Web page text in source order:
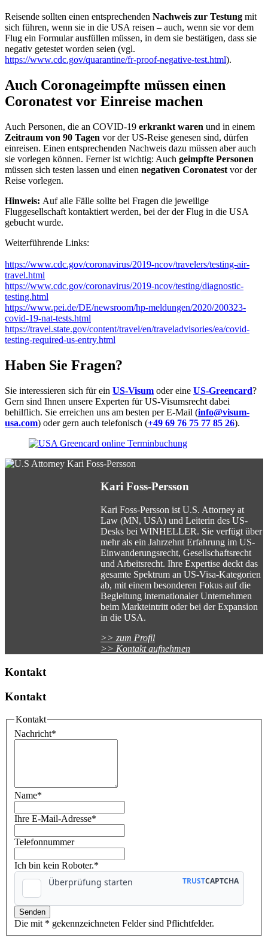
Reisende sollten einen entsprechenden Nachweis zur Testung mit
sich führen, wenn sie in die USA reisen – auch, wenn sie vor dem
Flug ein Formular ausfüllen müssen, in dem sie bestätigen, dass sie
negativ getestet worden seien (vgl.
https://www.cdc.gov/quarantine/fr-proof-negative-test.html).
Auch Coronageimpfte müssen einen
Coronatest vor Einreise machen
Auch Personen, die an COVID-19 erkrankt waren und in einem
Zeitraum von 90 Tagen vor der US-Reise genesen sind, dürfen
einreisen. Einen entsprechenden Nachweis dazu müssen aber auch
sie vorlegen können. Ferner ist wichtig: Auch geimpfte Personen
müssen sich testen lassen und einen negativen Coronatest vor der
Reise vorlegen.
Hinweis: Auf alle Fälle sollte bei Fragen die jeweilige
Fluggesellschaft kontaktiert werden, bei der der Flug in die USA
gebucht wurde.
Weiterführende Links:
https://www.cdc.gov/coronavirus/2019-ncov/travelers/testing-air-
travel.html
https://www.cdc.gov/coronavirus/2019-ncov/testing/diagnostic-
testing.html
https://www.pei.de/DE/newsroom/hp-meldungen/2020/200323-
covid-19-nat-tests.html
https://travel.state.gov/content/travel/en/traveladvisories/ea/covid-
testing-required-us-entry.html
Haben Sie Fragen?
Sie interessieren sich für ein US-Visum oder eine US-Greencard?
Gern sind Ihnen unsere Experten für US-Visumsrecht dabei
behilflich. Sie erreichen uns am besten per E-Mail (info@visum-
usa.com) oder gern auch telefonisch (+49 69 76 75 77 85 26).
Kari Foss-Persson
Kari Foss-Persson ist U.S. Attorney at
Law (MN, USA) und Leiterin des US-
Desks bei WINHELLER. Sie verfügt über
mehr als ein Jahrzehnt Erfahrung im US-
Einwanderungsrecht, Gesellschaftsrecht
und Arbeitsrecht. Ihre Expertise deckt das
gesamte Spektrum an US-Visa-Kategorien
ab, mit einem besonderen Fokus auf die
Begleitung internationaler Unternehmen
beim Markteintritt oder bei der Expansion
in die USA.
>> zum Profil
>> Kontakt aufnehmen
Kontakt
Kontakt
Kontakt
Nachricht*
Name*
Ihre E-Mail-Adresse*
Telefonnummer
Ich bin kein Roboter.*
Die mit * gekennzeichneten Felder sind Pflichtfelder.